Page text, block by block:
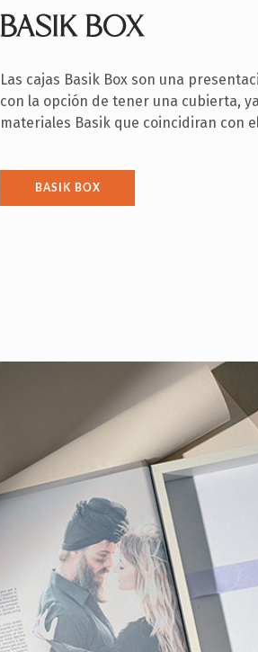
BASIK BOX
Las cajas Basik Box son una
con la opción de tener una cubierta,
materiales Basik que coincidiran con
BASIK BOX